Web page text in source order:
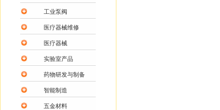
工业泵阀
医疗器械维修
医疗器械
实验室产品
药物研发与制备
智能制造
五金材料